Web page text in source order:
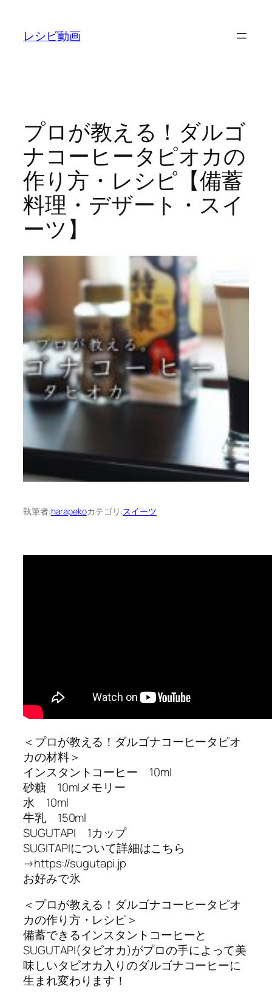
レシピ動画
プロが教える！ダルゴ
ナコーヒータピオカの
作り方・レシピ【備蓄
料理・デザート・スイ
ーツ】
執筆者:harapekoカテゴリ:スイーツ
＜プロが教える！ダルゴナコーヒータピオ
カの材料＞
インスタントコーヒー 10ml
砂糖 10mlメモリー
水 10ml
牛乳 150ml
SUGUTAPI 1カップ
SUGITAPIについて詳細はこちら
→https://sugutapi.jp
お好みで氷
＜プロが教える！ダルゴナコーヒータピオ
カの作り方・レシピ＞
備蓄できるインスタントコーヒーと
SUGUTAPI(タピオカ)がプロの手によって美
味しいタピオカ入りのダルゴナコーヒーに
生まれ変わります！